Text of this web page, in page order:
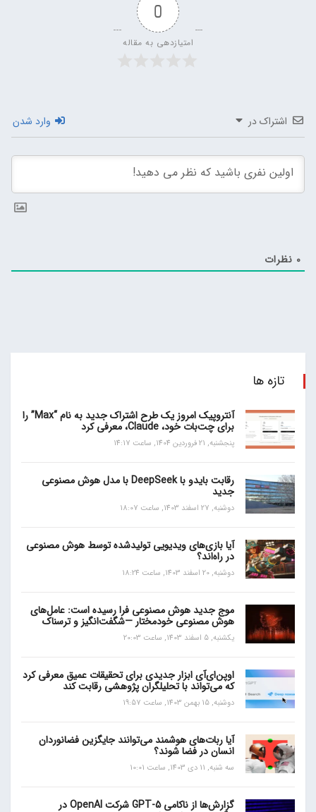
0
امتیازدهی به مقاله
اشتراک در وارد شدن
0 نظرات
تازه ها
آنتروپیک امروز یک طرح اشتراک جدید به نام “Max” را
برای چت‌بات خود، Claude، معرفی کرد
پنجشنبه, 21 فروردین 1404, ساعت 14:17
رقابت بایدو با DeepSeek با مدل هوش مصنوعی
جدید
دوشنبه, 27 اسفند 1403, ساعت 18:07
آیا بازی‌های ویدیویی تولیدشده توسط هوش مصنوعی
در راه‌اند؟
دوشنبه, 20 اسفند 1403, ساعت 18:24
موج جدید هوش مصنوعی فرا رسیده است: عامل‌های
هوش مصنوعی خودمختار —شگفت‌انگیز و ترسناک
یکشنبه, 5 اسفند 1403, ساعت 20:03
اوپن‌ای‌آی ابزار جدیدی برای تحقیقات عمیق معرفی کرد
که می‌تواند با تحلیلگران پژوهشی رقابت کند
دوشنبه, 15 بهمن 1403, ساعت 19:57
آیا ربات‌های هوشمند می‌توانند جایگزین فضانوردان
انسان در فضا شوند؟
سه شنبه, 11 دی 1403, ساعت 10:01
گزارش‌ها از ناکامی GPT-5 شرکت OpenAI در